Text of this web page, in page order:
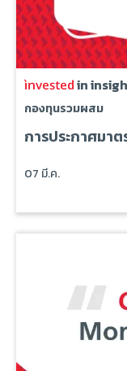
in
กองทุนรวมผสม
การประกาศมา
07 มี.ค.